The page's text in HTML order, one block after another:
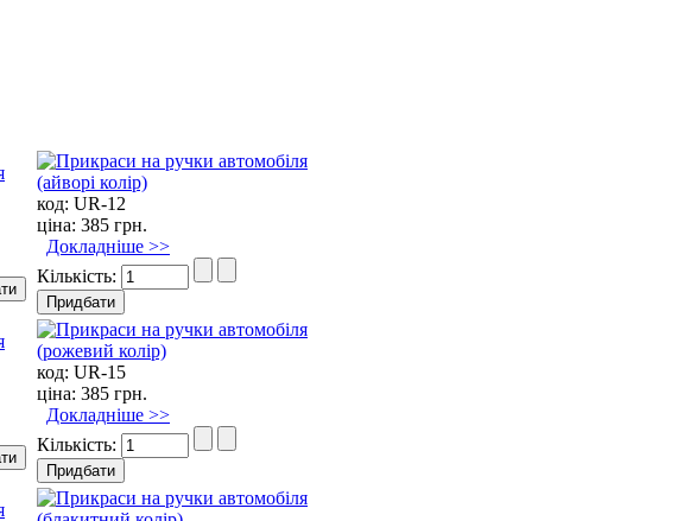
код: UR-12
ціна: 385 грн.
Докладніше >>
Кількість:
код: UR-15
ціна: 385 грн.
Докладніше >>
Кількість: